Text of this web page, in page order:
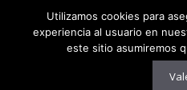
© 2019 All
Utilizamos cookies para
experiencia al usuario en
este sitio asumiremos